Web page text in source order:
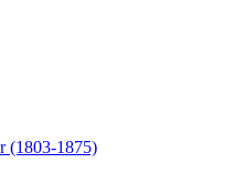
(1803-1875)